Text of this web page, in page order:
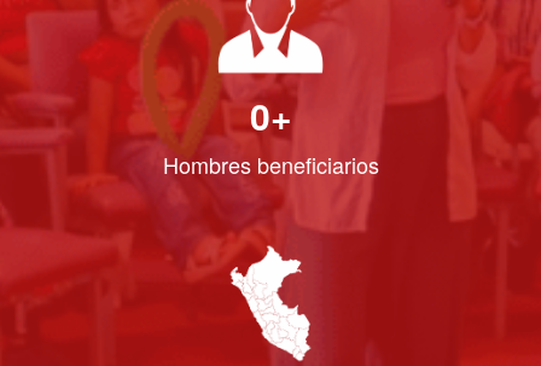
0+
Hombres beneficiarios